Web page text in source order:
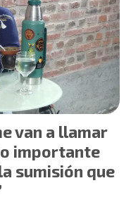
van a llamar
importante
sumisión que